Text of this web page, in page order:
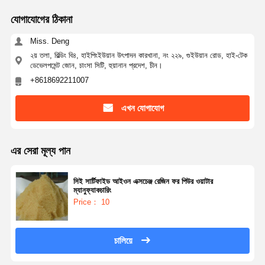
আল্ট্রা পিওর RO ওয়াটার সিস্টেম
শিল্প জল বিশুদ্ধকরণ সিস্টেম
ডিওনাইজড ওয়াটার মেশিন
যোগাযোগের ঠিকানা
Miss. Deng
২য় তলা, বিল্ডিং বি৪, হাইপিংইউয়ান উৎপাদন কারখানা, নং ২২৯, গুইউয়ান রোড, হাই-টেক
ডেভেলপমেন্ট জোন, চাংসা সিটি, হুয়ানান প্রদেশ, চীন।
+8618692211007
এখন যোগাযোগ
এর সেরা মূল্য পান
সিই সার্টিফাইড আইওন এক্সচেঞ্জ রেজিন ফর পিউর ওয়াটার
ম্যানুফ্যাকচারিং
Price： 10
চালিয়ে